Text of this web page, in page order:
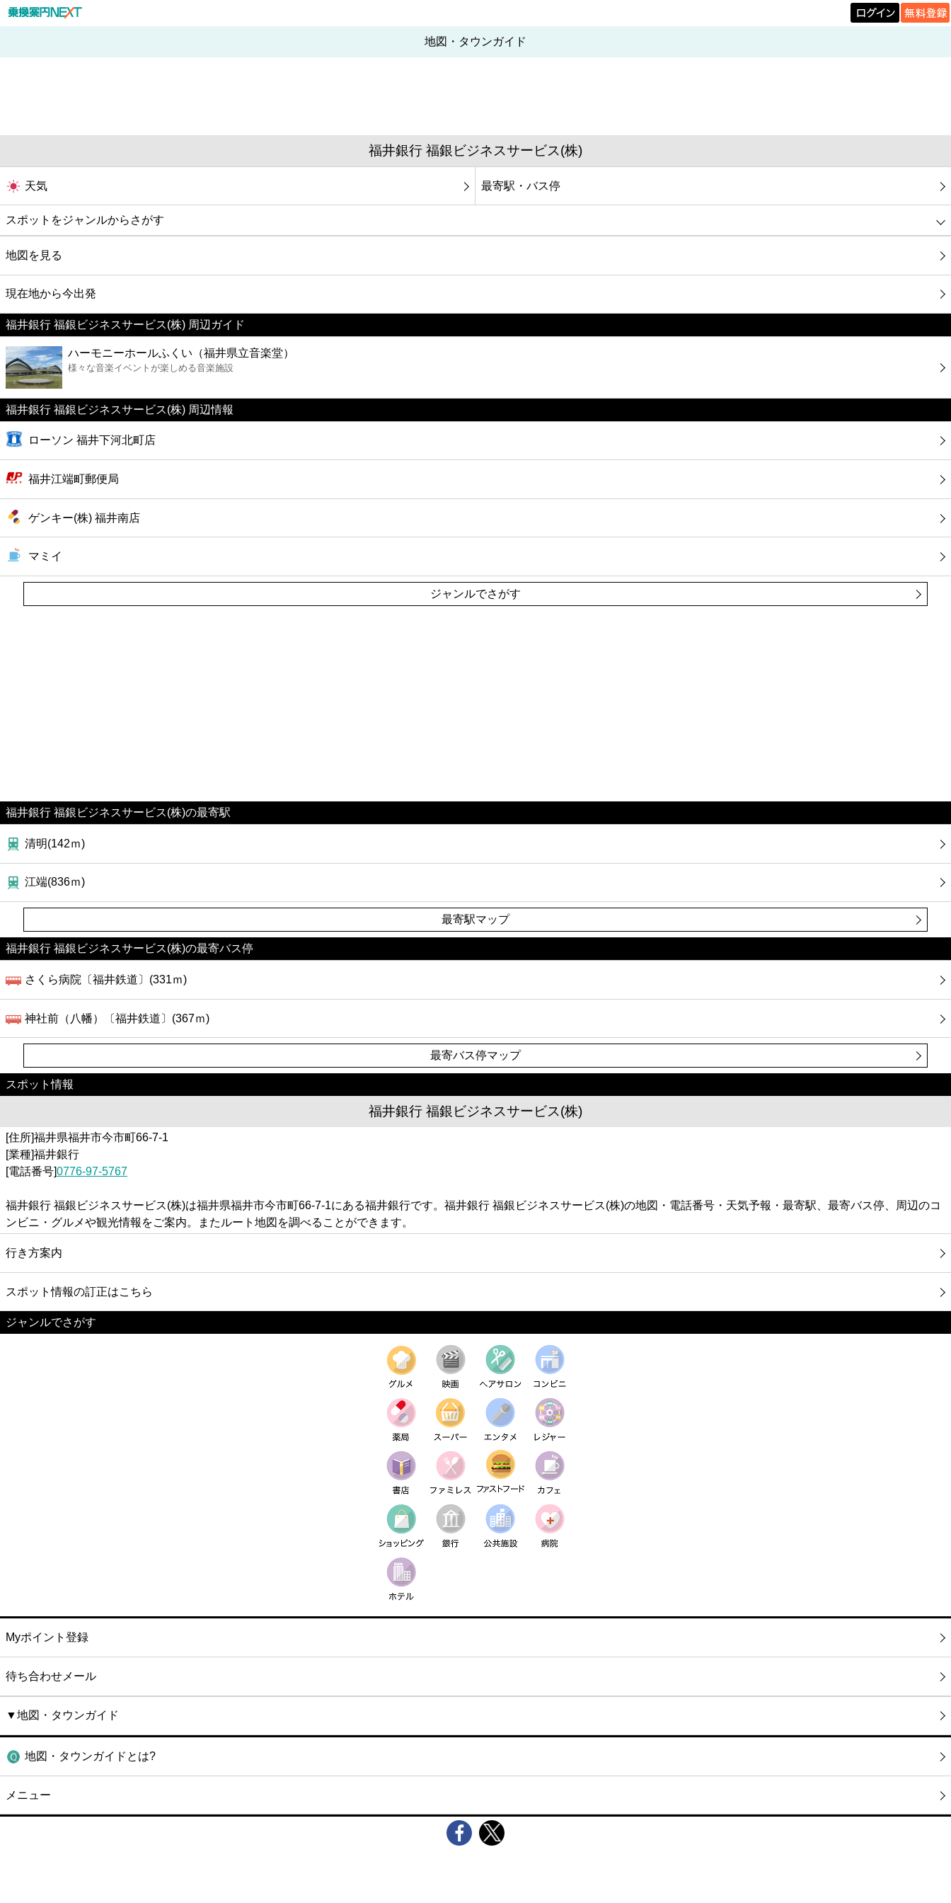
地図・タウンガイド
福井銀行 福銀ビジネスサービス(株)
天気 最寄駅・バス停
スポットをジャンルからさがす
グルメ
映画
美容
コンビニ
薬局
スーパー
エンタメ
レジャー
書店
地図を見る
現在地から今出発
福井銀行 福銀ビジネスサービス(株) 周辺ガイド
ハーモニーホールふくい（福井県立音楽堂）
様々な音楽イベントが楽しめる音楽施設
福井銀行 福銀ビジネスサービス(株) 周辺情報
ローソン 福井下河北町店
福井江端町郵便局
ゲンキー(株) 福井南店
マミイ
ジャンルでさがす
福井銀行 福銀ビジネスサービス(株)の最寄駅
清明(142ｍ)
江端(836ｍ)
最寄駅マップ
福井銀行 福銀ビジネスサービス(株)の最寄バス停
さくら病院〔福井鉄道〕(331ｍ)
神社前（八幡）〔福井鉄道〕(367ｍ)
最寄バス停マップ
スポット情報
福井銀行 福銀ビジネスサービス(株)
[住所]福井県福井市今市町66-7-1
[業種]福井銀行
[電話番号]0776-97-5767
福井銀行 福銀ビジネスサービス(株)は福井県福井市今市町66-7-1にある福井銀行です。福井銀行 福銀ビジネスサービス(株)の地図・電話番号・天気予報・最寄駅、最寄バス停、周辺のコ
ンビニ・グルメや観光情報をご案内。またルート地図を調べることができます。
行き方案内
スポット情報の訂正はこちら
ジャンルでさがす
Myポイント登録
待ち合わせメール
▼地図・タウンガイド
地図・タウンガイドとは?
メニュー